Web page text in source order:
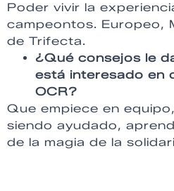
Poder vivir la
campeontos. Europeo,
de Trifecta.
¿Qué consejos le
está interesado en
OCR?
Que empiece en
siendo ayudado,
de la magia de la